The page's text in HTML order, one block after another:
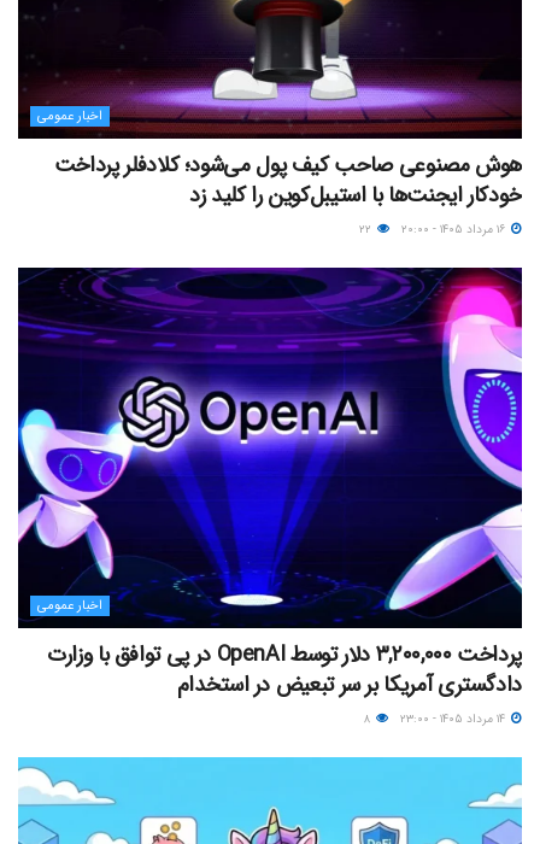
اخبار عمومی
هوش مصنوعی صاحب کیف پول می‌شود؛ کلادفلر پرداخت
خودکار ایجنت‌ها با استیبل‌کوین را کلید زد
اخبار عمومی
پرداخت ۳,۲۰۰,۰۰۰ دلار توسط OpenAI در پی توافق با وزارت
دادگستری آمریکا بر سر تبعیض در استخدام